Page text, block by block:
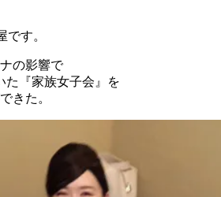
です。
の影響で
た『家族女子会』を
きた。